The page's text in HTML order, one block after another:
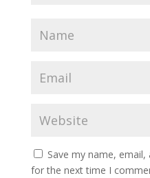
Save my name,
for the next time I